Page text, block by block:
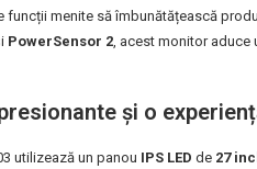
funcții menite să îmbunătățească
PowerSensor 2 , acest monitor
și o
utilizează un panou IPS LED de 27